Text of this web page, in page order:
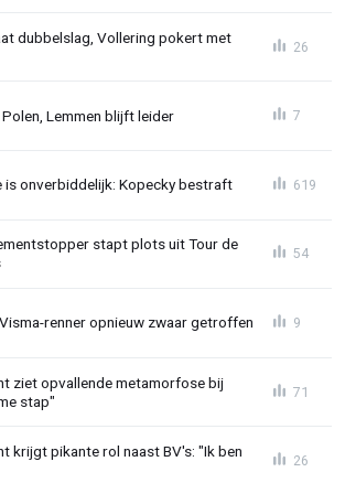
dubbelslag, Vollering pokert met
26
Lemmen blijft leider 7
is onverbiddelijk: Kopecky bestraft 619
stapt plots uit Tour de
54
renner opnieuw zwaar getroffen 9
ziet opvallende metamorfose bij
stap"
71
krijgt pikante rol naast BV's: "Ik ben
26